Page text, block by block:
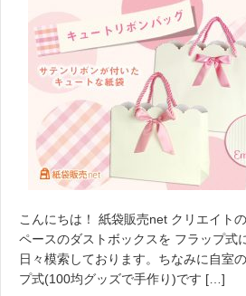
こんにちは！ 紙袋販売net クリエイト
ペースのダストボックスを フラップ式
日々模索しております。ちなみに自室
プ式(100均グッズで手作り)です […]